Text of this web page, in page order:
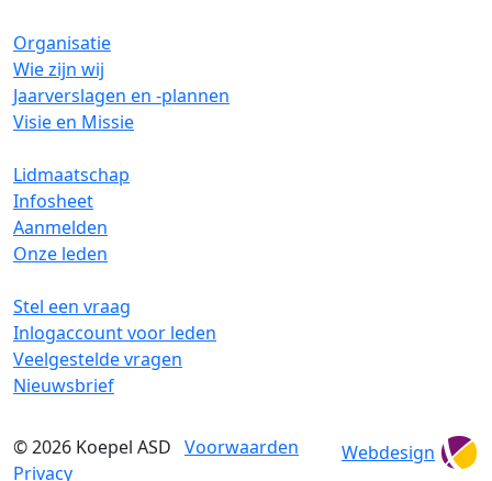
Organisatie
Wie zijn wij
Jaarverslagen en -plannen
Visie en Missie
Lidmaatschap
Infosheet
Aanmelden
Onze leden
Stel een vraag
Inlogaccount voor leden
Veelgestelde vragen
Nieuwsbrief
© 2026 Koepel ASD Voorwaarden
Privacy
Webdesign